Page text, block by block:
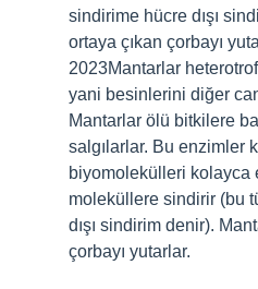
sindirime hücre dışı
ortaya çıkan çorbayı
2023Mantarlar
yani besinlerini diğer
Mantarlar ölü bitkilere
salgılarlar. Bu enzimler
biyomolekülleri kolayca
moleküllere sindirir (bu
dışı sindirim denir).
çorbayı yutarlar.